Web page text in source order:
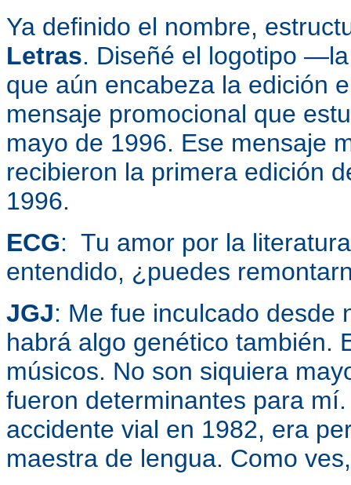
Ya definido el nombre,
Letras. Diseñé el logotipo
que aún encabeza la edición
mensaje promocional que
mayo de 1996. Ese mensaje
recibieron la primera edición
1996.
ECG: Tu amor por la
entendido, ¿puedes
JGJ: Me fue inculcado desde
habrá algo genético también.
músicos. No son siquiera
fueron determinantes para
accidente vial en 1982, era
maestra de lengua. Como